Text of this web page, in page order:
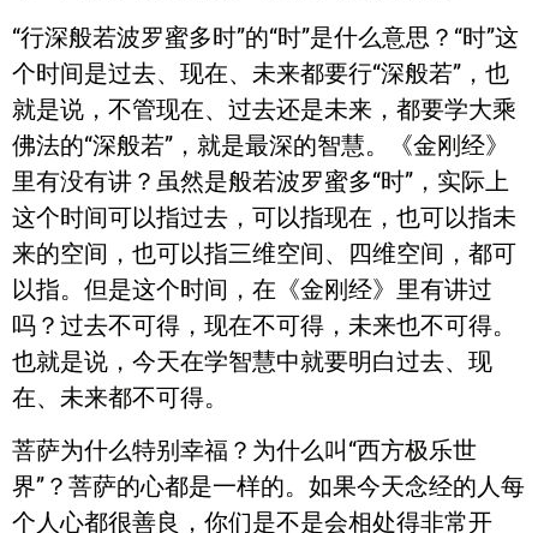
“行深般若波罗蜜多时”的“时”是什么意思？“时”这
个时间是过去、现在、未来都要行“深般若”，也
就是说，不管现在、过去还是未来，都要学大乘
佛法的“深般若”，就是最深的智慧。《金刚经》
里有没有讲？虽然是般若波罗蜜多“时”，实际上
这个时间可以指过去，可以指现在，也可以指未
来的空间，也可以指三维空间、四维空间，都可
以指。但是这个时间，在《金刚经》里有讲过
吗？过去不可得，现在不可得，未来也不可得。
也就是说，今天在学智慧中就要明白过去、现
在、未来都不可得。
菩萨为什么特别幸福？为什么叫“西方极乐世
界”？菩萨的心都是一样的。如果今天念经的人每
个人心都很善良，你们是不是会相处得非常开